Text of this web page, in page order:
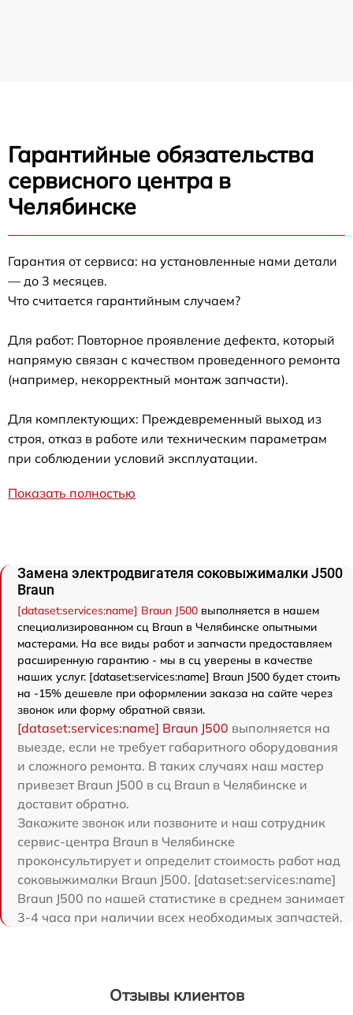
Гарантийные обязательства
сервисного центра в
Челябинске
Гарантия от сервиса: на установленные нами детали
— до 3 месяцев.
Что считается гарантийным случаем?
Для работ: Повторное проявление дефекта, который
напрямую связан с качеством проведенного ремонта
(например, некорректный монтаж запчасти).
Для комплектующих: Преждевременный выход из
строя, отказ в работе или техническим параметрам
при соблюдении условий эксплуатации.
Показать полностью
Замена электродвигателя соковыжималки J500
Braun
[dataset:services:name] Braun J500 выполняется в нашем
специализированном сц Braun в Челябинске опытными
мастерами. На все виды работ и запчасти предоставляем
расширенную гарантию - мы в сц уверены в качестве
наших услуг. [dataset:services:name] Braun J500 будет стоить
на -15% дешевле при оформлении заказа на сайте через
звонок или форму обратной связи.
[dataset:services:name] Braun J500 выполняется на
выезде, если не требует габаритного оборудования
и сложного ремонта. В таких случаях наш мастер
привезет Braun J500 в сц Braun в Челябинске и
доставит обратно.
Закажите звонок или позвоните и наш сотрудник
сервис-центра Braun в Челябинске
проконсультирует и определит стоимость работ над
соковыжималки Braun J500. [dataset:services:name]
Braun J500 по нашей статистике в среднем занимает
3-4 часа при наличии всех необходимых запчастей.
Отзывы клиентов